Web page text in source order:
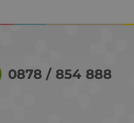
0878 / 854 888